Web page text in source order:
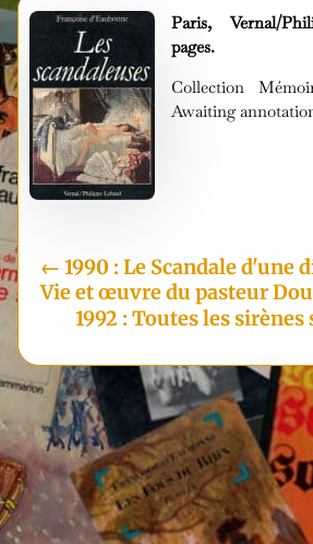
Paris, Vernal/
pages.
Collection
Awaiting
← 1990 : Le Scandale d'une
Vie et œuvre du pasteur
1992 : Toutes les